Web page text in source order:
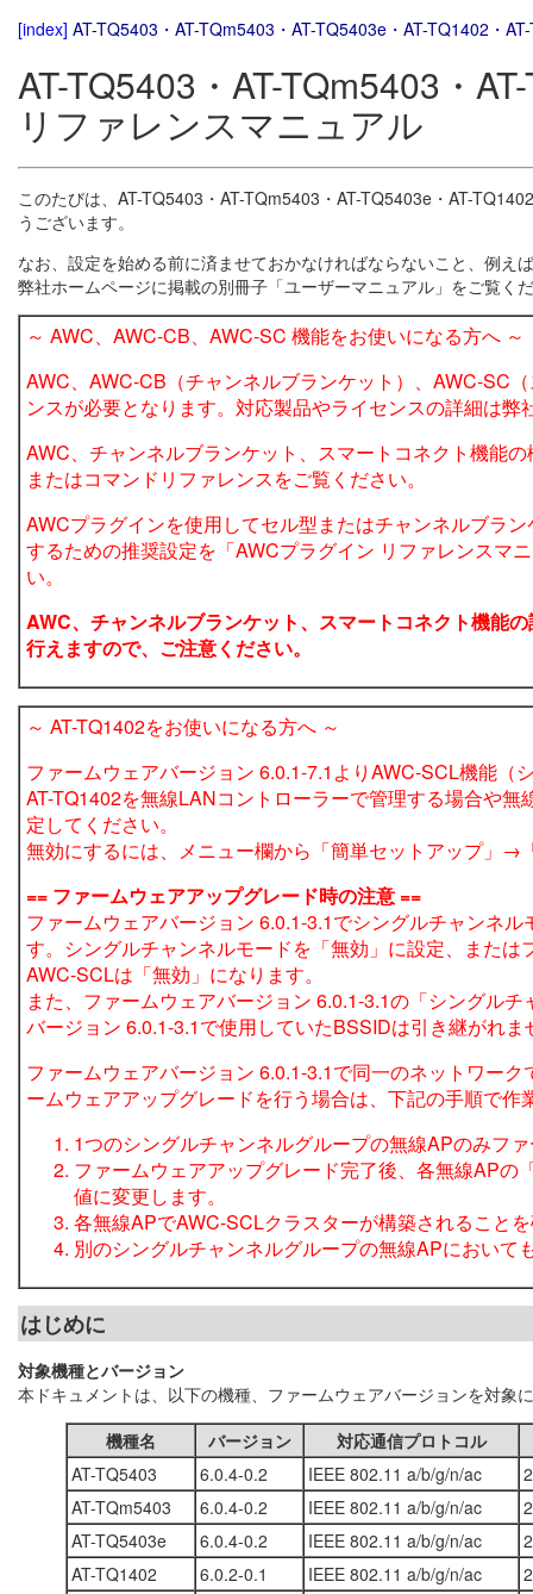
[index] AT-TQ5403・AT-TQm5403・AT-TQ5403e・AT-TQ1402・
AT-TQ5403・AT-TQm5403・
リファレンスマニュアル
このたびは、AT-TQ5403・AT-TQm5403・AT-TQ5403e・AT-
うございます。
なお、設定を始める前に済ませておかなければならないこと、例
弊社ホームページに掲載の別冊子「ユーザーマニュアル」をご覧く
～ AWC、AWC-CB、AWC-SC 機能をお使いになる方へ ～
AWC、AWC-CB（チャンネルブランケット）、AWC-SC
ンスが必要となります。対応製品やライセンスの詳細は
AWC、チャンネルブランケット、スマートコネクト機能
またはコマンドリファレンスをご覧ください。
AWCプラグインを使用してセル型またはチャンネルブラ
するための推奨設定を「AWCプラグイン リファレンスマ
い。
AWC、チャンネルブランケット、スマートコネクト機能
行えますので、ご注意ください。
～ AT-TQ1402をお使いになる方へ ～
ファームウェアバージョン 6.0.1-7.1よりAWC-SCL機能
AT-TQ1402を無線LANコントローラーで管理する場合や
定してください。
無効にするには、メニュー欄から「簡単セットアップ」→
== ファームウェアアップグレード時の注意 ==
ファームウェアバージョン 6.0.1-3.1でシングルチャンネ
す。シングルチャンネルモードを「無効」に設定、また
AWC-SCLは「無効」になります。
また、ファームウェアバージョン 6.0.1-3.1の「シングル
バージョン 6.0.1-3.1で使用していたBSSIDは引き継がれま
ファームウェアバージョン 6.0.1-3.1で同一のネットワー
ームウェアアップグレードを行う場合は、下記の手順で作
1つのシングルチャンネルグループの無線APのみフ
ファームウェアアップグレード完了後、各無線AP
値に変更します。
各無線APでAWC-SCLクラスターが構築されること
別のシングルチャンネルグループの無線APにおいて
はじめに
対象機種とバージョン
本ドキュメントは、以下の機種、ファームウェアバージョンを対象
機種名
バージョン
対応通信プロトコル
AT-TQ5403
6.0.4-0.2 IEEE 802.11 a/b/g/n/ac
2
AT-TQm5403
6.0.4-0.2 IEEE 802.11 a/b/g/n/ac
2
AT-TQ5403e
6.0.4-0.2 IEEE 802.11 a/b/g/n/ac
2
AT-TQ1402
6.0.2-0.1 IEEE 802.11 a/b/g/n/ac
2